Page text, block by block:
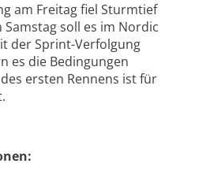
am Freitag fiel Sturmtief
Samstag soll es im Nordic
der Sprint-Verfolgung
es die Bedingungen
ersten Rennens ist für